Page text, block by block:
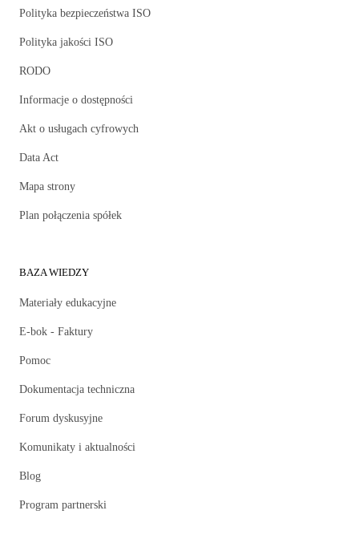
Polityka bezpieczeństwa ISO
Polityka jakości ISO
RODO
Informacje o dostępności
Akt o usługach cyfrowych
Data Act
Mapa strony
Plan połączenia spółek
BAZA WIEDZY
Materiały edukacyjne
E-bok - Faktury
Pomoc
Dokumentacja techniczna
Forum dyskusyjne
Komunikaty i aktualności
Blog
Program partnerski